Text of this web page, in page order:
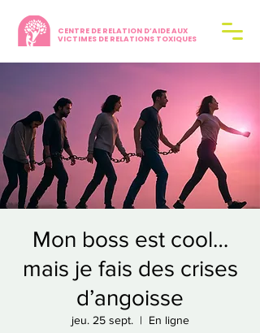
CENTRE DE RELATION D’AIDE AUX
VICTIMES DE RELATIONS TOXIQUES
Mon boss est cool…
mais je fais des crises
d’angoisse
jeu. 25 sept.
  |
En ligne